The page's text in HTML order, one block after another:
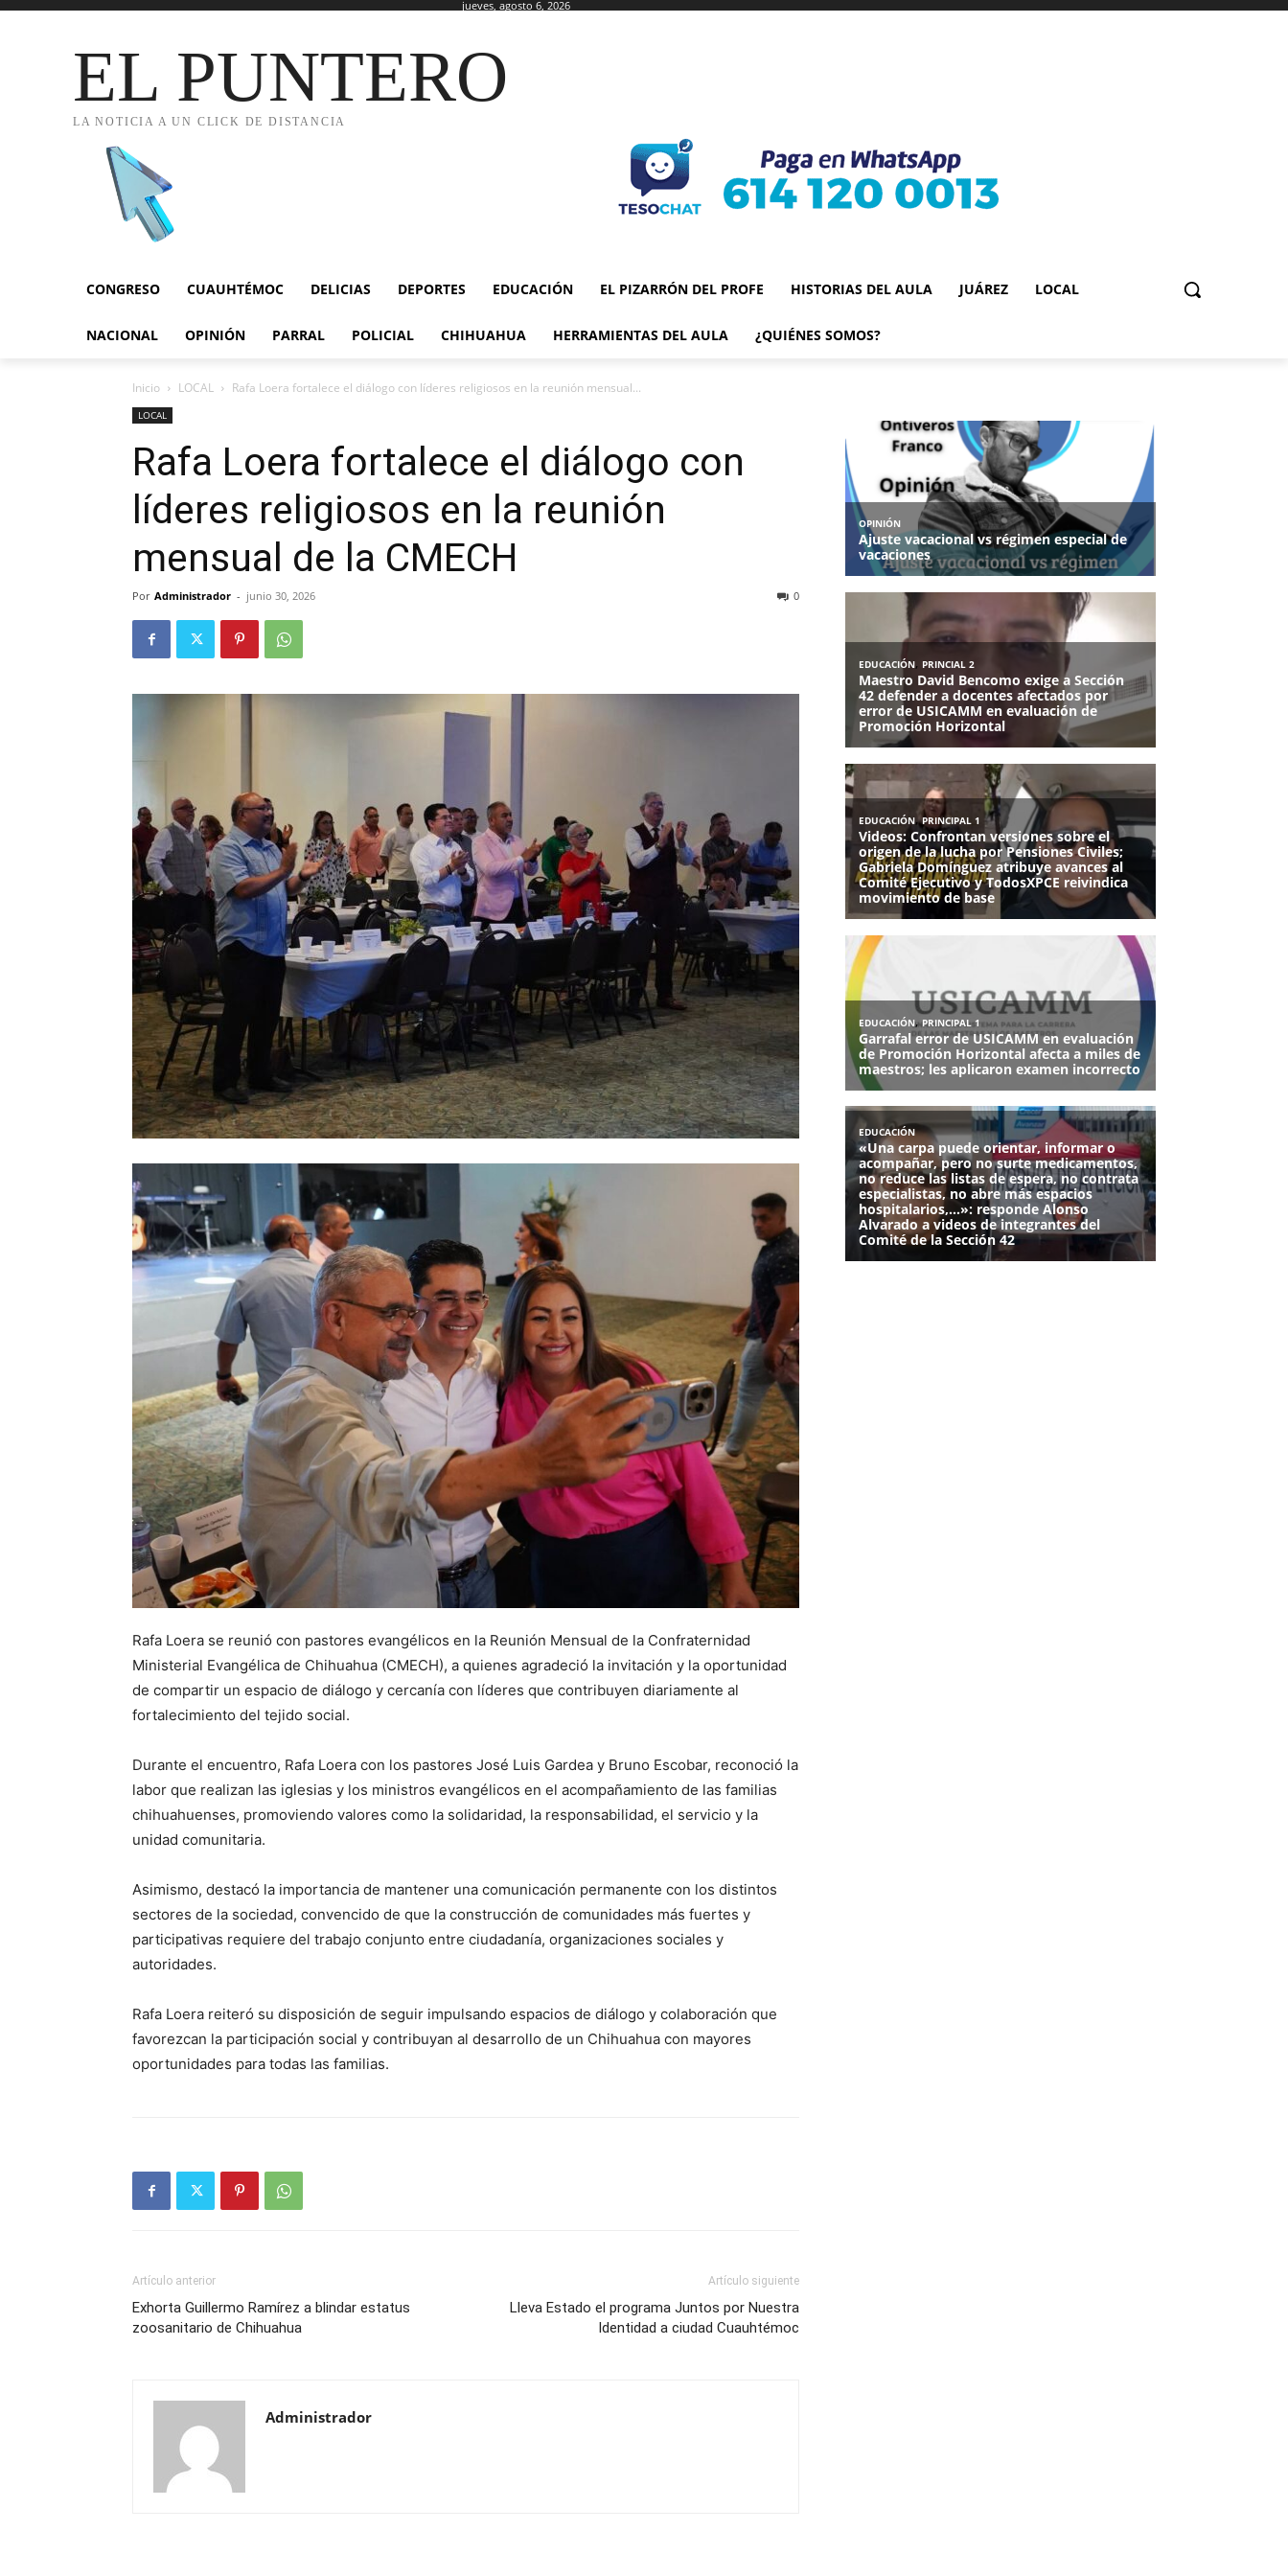
jueves, agosto 6, 2026
EL PUNTERO
LA NOTICIA A UN CLICK DE DISTANCIA
CONGRESO CUAUHTÉMOC DELICIAS DEPORTES EDUCACIÓN EL PIZARRÓN DEL PROFE HISTORIAS DEL AULA JUÁREZ LOCAL
NACIONAL OPINIÓN PARRAL POLICIAL CHIHUAHUA HERRAMIENTAS DEL AULA ¿QUIÉNES SOMOS?
Inicio LOCAL Rafa Loera fortalece el diálogo con líderes religiosos en la reunión mensual...
LOCAL
Rafa Loera fortalece el diálogo con
líderes religiosos en la reunión
mensual de la CMECH
Por Administrador - junio 30, 2026 0
Rafa Loera se reunió con pastores evangélicos en la Reunión Mensual de la Confraternidad
Ministerial Evangélica de Chihuahua (CMECH), a quienes agradeció la invitación y la oportunidad
de compartir un espacio de diálogo y cercanía con líderes que contribuyen diariamente al
fortalecimiento del tejido social.
Durante el encuentro, Rafa Loera con los pastores José Luis Gardea y Bruno Escobar, reconoció la
labor que realizan las iglesias y los ministros evangélicos en el acompañamiento de las familias
chihuahuenses, promoviendo valores como la solidaridad, la responsabilidad, el servicio y la
unidad comunitaria.
Asimismo, destacó la importancia de mantener una comunicación permanente con los distintos
sectores de la sociedad, convencido de que la construcción de comunidades más fuertes y
participativas requiere del trabajo conjunto entre ciudadanía, organizaciones sociales y
autoridades.
Rafa Loera reiteró su disposición de seguir impulsando espacios de diálogo y colaboración que
favorezcan la participación social y contribuyan al desarrollo de un Chihuahua con mayores
oportunidades para todas las familias.
Artículo anterior
Exhorta Guillermo Ramírez a blindar estatus
zoosanitario de Chihuahua
Artículo siguiente
Lleva Estado el programa Juntos por Nuestra
Identidad a ciudad Cuauhtémoc
Administrador